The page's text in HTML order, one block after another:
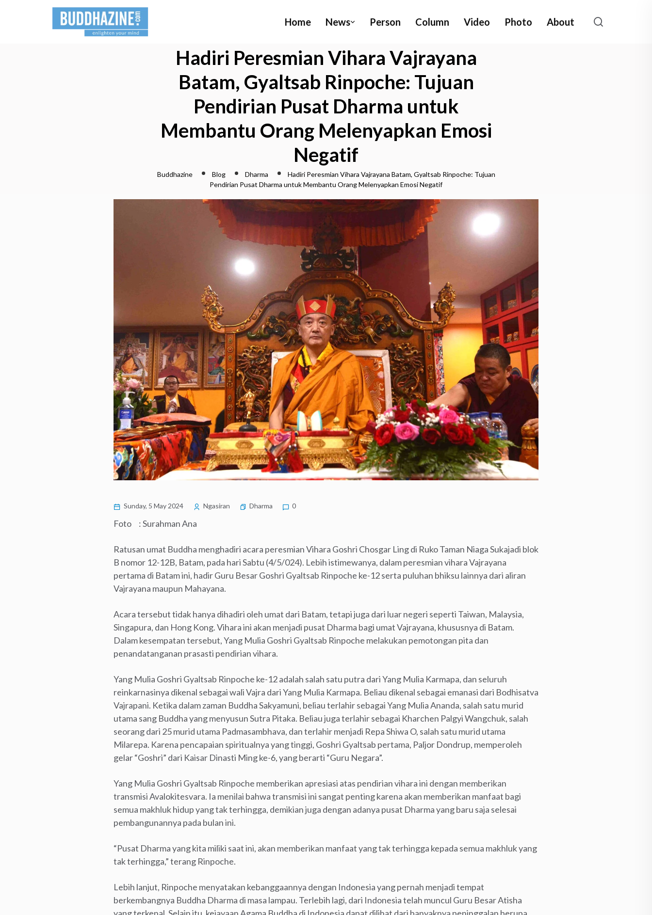
Home News Person Column Video Photo About
Hadiri Peresmian Vihara Vajrayana
Batam, Gyaltsab Rinpoche: Tujuan
Pendirian Pusat Dharma untuk
Membantu Orang Melenyapkan Emosi
Negatif
Buddhazine Blog Dharma
Hadiri Peresmian Vihara Vajrayana Batam, Gyaltsab Rinpoche: Tujuan
Pendirian Pusat Dharma untuk Membantu Orang Melenyapkan Emosi Negatif
Sunday, 5 May 2024 Ngasiran Dharma 0
Foto : Surahman Ana
Ratusan umat Buddha menghadiri acara peresmian Vihara Goshri Chosgar Ling di Ruko Taman Niaga Sukajadi blok
B nomor 12-12B, Batam, pada hari Sabtu (4/5/024). Lebih istimewanya, dalam peresmian vihara Vajrayana
pertama di Batam ini, hadir Guru Besar Goshri Gyaltsab Rinpoche ke-12 serta puluhan bhiksu lainnya dari aliran
Vajrayana maupun Mahayana.
Acara tersebut tidak hanya dihadiri oleh umat dari Batam, tetapi juga dari luar negeri seperti Taiwan, Malaysia,
Singapura, dan Hong Kong. Vihara ini akan menjadi pusat Dharma bagi umat Vajrayana, khususnya di Batam.
Dalam kesempatan tersebut, Yang Mulia Goshri Gyaltsab Rinpoche melakukan pemotongan pita dan
penandatanganan prasasti pendirian vihara.
Yang Mulia Goshri Gyaltsab Rinpoche ke-12 adalah salah satu putra dari Yang Mulia Karmapa, dan seluruh
reinkarnasinya dikenal sebagai wali Vajra dari Yang Mulia Karmapa. Beliau dikenal sebagai emanasi dari Bodhisatva
Vajrapani. Ketika dalam zaman Buddha Sakyamuni, beliau terlahir sebagai Yang Mulia Ananda, salah satu murid
utama sang Buddha yang menyusun Sutra Pitaka. Beliau juga terlahir sebagai Kharchen Palgyi Wangchuk, salah
seorang dari 25 murid utama Padmasambhava, dan terlahir menjadi Repa Shiwa O, salah satu murid utama
Milarepa. Karena pencapaian spiritualnya yang tinggi, Goshri Gyaltsab pertama, Paljor Dondrup, memperoleh
gelar “Goshri” dari Kaisar Dinasti Ming ke-6, yang berarti “Guru Negara”.
Yang Mulia Goshri Gyaltsab Rinpoche memberikan apresiasi atas pendirian vihara ini dengan memberikan
transmisi Avalokitesvara. Ia menilai bahwa transmisi ini sangat penting karena akan memberikan manfaat bagi
semua makhluk hidup yang tak terhingga, demikian juga dengan adanya pusat Dharma yang baru saja selesai
pembangunannya pada bulan ini.
“Pusat Dharma yang kita miliki saat ini, akan memberikan manfaat yang tak terhingga kepada semua makhluk yang
tak terhingga,” terang Rinpoche.
Lebih lanjut, Rinpoche menyatakan kebanggaannya dengan Indonesia yang pernah menjadi tempat
berkembangnya Buddha Dharma di masa lampau. Terlebih lagi, dari Indonesia telah muncul Guru Besar Atisha